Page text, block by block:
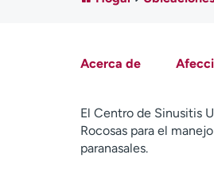
Acerca de
El Centro de Sinusitis
Rocosas para el
paranasales.